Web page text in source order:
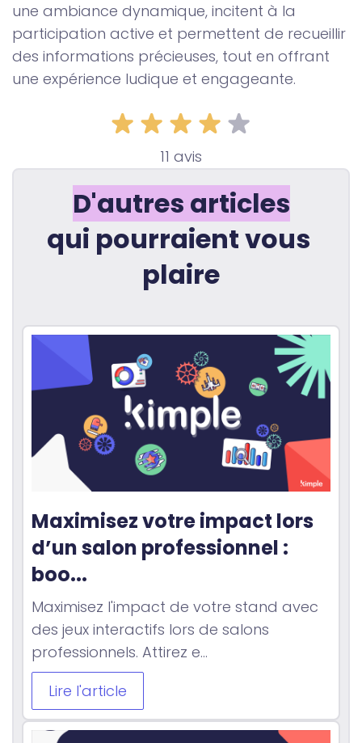
une ambiance dynamique, incitent à la
participation active et permettent de recueillir
des informations précieuses, tout en offrant
une expérience ludique et engageante.
11 avis
D'autres articles
qui pourraient vous
plaire
Maximisez votre impact lors
d’un salon professionnel :
boo...
Maximisez l'impact de votre stand avec
des jeux interactifs lors de salons
professionnels. Attirez e...
Lire l'article